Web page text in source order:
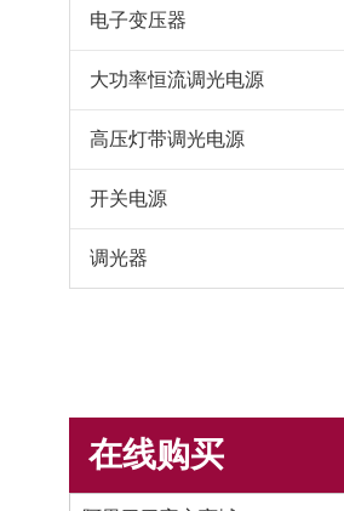
电子变压器
大功率恒流调光电源
高压灯带调光电源
开关电源
调光器
在线购买